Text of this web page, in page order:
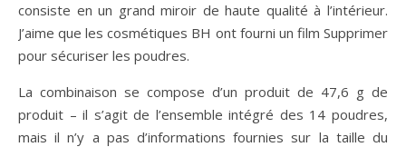
consiste en un grand miroir de haute qualité à l’intérieur.
J’aime que les cosmétiques BH ont fourni un film Supprimer
pour sécuriser les poudres.
La combinaison se compose d’un produit de 47,6 g de
produit – il s’agit de l’ensemble intégré des 14 poudres,
mais il n’y a pas d’informations fournies sur la taille du